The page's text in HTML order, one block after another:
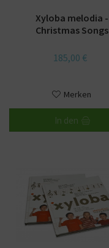
Xyloba melodia -
Christmas Songs
185,00 €
Merken
In den